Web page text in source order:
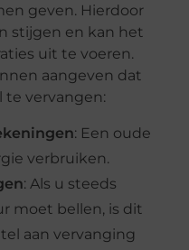
geven. Hierdoor
stijgen en kan het
uit te voeren.
aangeven dat
te vervangen:
: Een oude
verbruiken.
: Als u steeds
moet bellen, is dit
aan vervanging